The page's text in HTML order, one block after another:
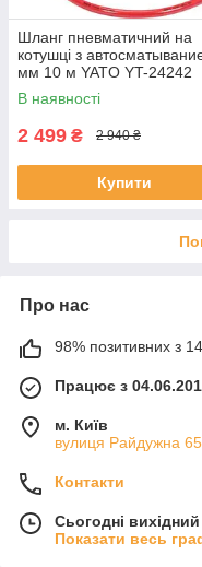
Шланг пневматичний на
котушці з
мм 10 м YATO YT-24242
(Польща)
В наявності
2 499 ₴ 2 940 ₴
Купити
Про нас
98% позитивних з
Працює з
м. Київ
вулиця Райдужна
Контакти
Сьогодні вихідний
Показати весь